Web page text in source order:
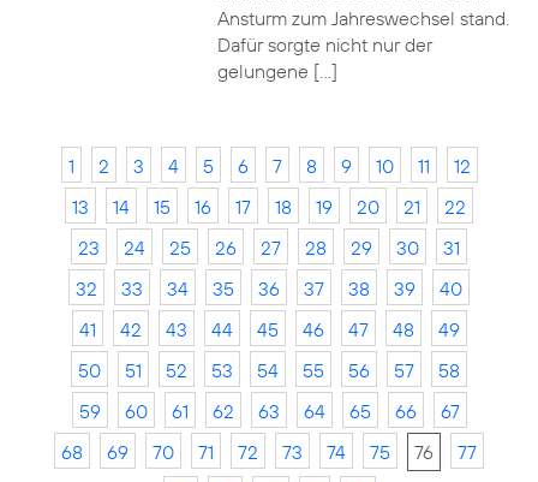
Ansturm zum Jahreswechsel stand.
Dafür sorgte nicht nur der
gelungene […]
1 2 3 4 5 6 7 8 9 10 11
12
13
14 15 16 17 18 19 20 21
22
23
24 25 26 27 28 29 30
31
32
33 34 35 36 37 38 39
40
41
42 43 44 45 46 47 48
49
50
51 52 53 54 55 56 57
58
59
60 61 62 63 64 65 66
67
68
69 70 71 72 73 74 75 76
77